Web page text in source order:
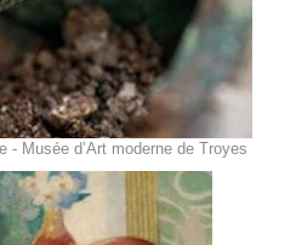
- Musée d’Art moderne de Troyes